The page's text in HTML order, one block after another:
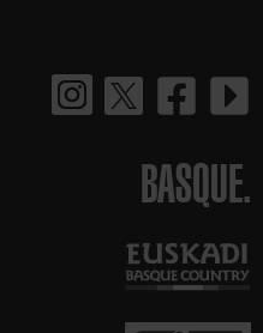
BASQUE.